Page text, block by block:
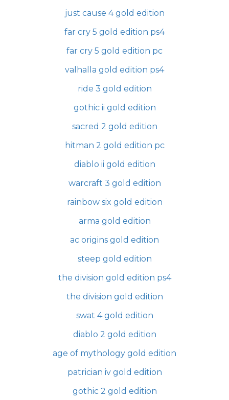
just cause 4 gold edition
far cry 5 gold edition ps4
far cry 5 gold edition pc
valhalla gold edition ps4
ride 3 gold edition
gothic ii gold edition
sacred 2 gold edition
hitman 2 gold edition pc
diablo ii gold edition
warcraft 3 gold edition
rainbow six gold edition
arma gold edition
ac origins gold edition
steep gold edition
the division gold edition ps4
the division gold edition
swat 4 gold edition
diablo 2 gold edition
age of mythology gold edition
patrician iv gold edition
gothic 2 gold edition